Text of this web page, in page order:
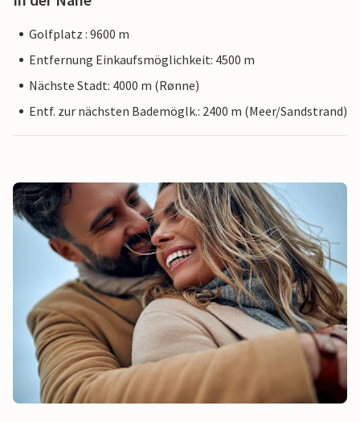
Golfplatz : 9600 m
Entfernung Einkaufsmöglichkeit: 4500 m
Nächste Stadt: 4000 m (Rønne)
Entf. zur nächsten Bademöglk.: 2400 m (Meer/Sandstrand)